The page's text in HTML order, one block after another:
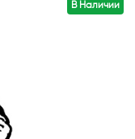
В Наличии